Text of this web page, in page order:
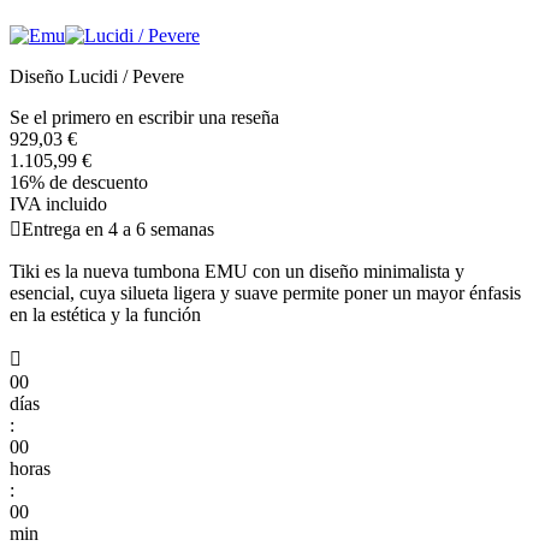
Diseño Lucidi / Pevere
Se el primero en escribir una reseña
929,03 €
1.105,99 €
16% de descuento
IVA incluido
Entrega en 4 a 6 semanas
Tiki es la nueva tumbona EMU con un diseño minimalista y
esencial, cuya silueta ligera y suave permite poner un mayor énfasis
en la estética y la función

00
días
:
00
horas
:
00
min